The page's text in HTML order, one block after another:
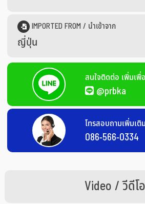
IMPORTED FROM / นำเข้าจาก
ญี่ปุ่น
สนใจติดต่อ เพิ่มเพื่
@prbka
โทรสอบถามเพิ่มเติม
086-566-0334
Video / วีดีโอ